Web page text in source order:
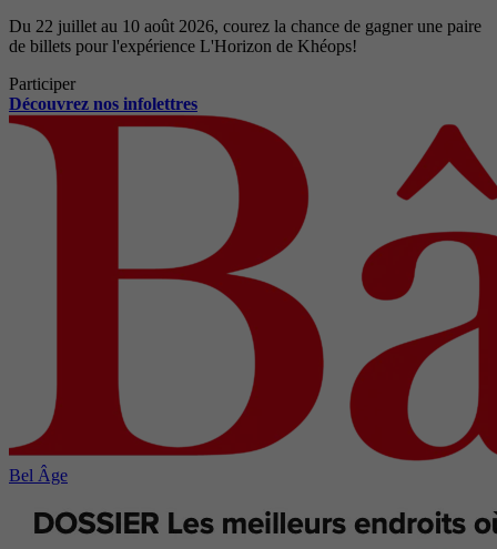
Du 22 juillet au 10 août 2026, courez la chance de gagner une paire
de billets pour l'expérience L'Horizon de Khéops!
Participer
Découvrez nos infolettres
Bel Âge